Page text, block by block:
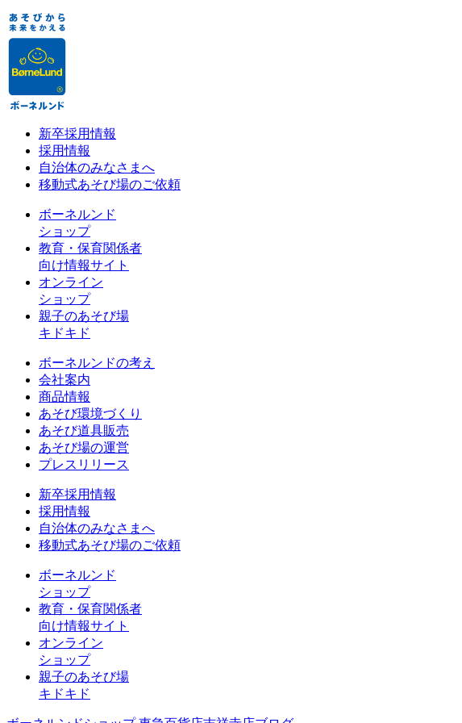
新卒採用情報
採用情報
自治体のみなさまへ
移動式あそび場のご依頼
ボーネルンド
ショップ
教育・保育関係者
向け情報サイト
オンライン
ショップ
親子のあそび場
キドキド
ボーネルンドの考え
会社案内
商品情報
あそび環境づくり
あそび道具販売
あそび場の運営
プレスリリース
新卒採用情報
採用情報
自治体のみなさまへ
移動式あそび場のご依頼
ボーネルンド
ショップ
教育・保育関係者
向け情報サイト
オンライン
ショップ
親子のあそび場
キドキド